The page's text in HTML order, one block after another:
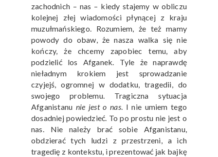
zachodnich – nas – kiedy stajemy w obliczu
kolejnej złej wiadomości płynącej z kraju
muzułmańskiego. Rozumiem, że też mamy
powody do obaw, że nasza walka się nie
kończy, że chcemy zapobiec temu, aby
podzielić los Afganek. Tyle że naprawdę
nieładnym krokiem jest sprowadzanie
czyjejś, ogromnej w dodatku, tragedii, do
swojego problemu. Tragiczna sytuacja
Afganistanu nie jest o nas. I nie umiem tego
dosadniej powiedzieć. To po prostu nie jest o
nas. Nie należy brać sobie Afganistanu,
obdzierać tych ludzi z przestrzeni, a ich
tragedię z kontekstu, i prezentować jak bajkę